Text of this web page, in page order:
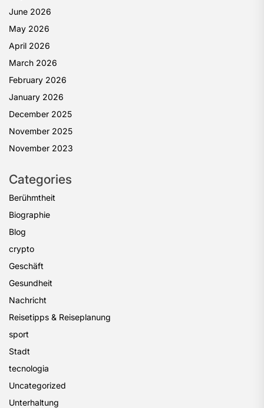
June 2026
May 2026
April 2026
March 2026
February 2026
January 2026
December 2025
November 2025
November 2023
Categories
Berühmtheit
Biographie
Blog
crypto
Geschäft
Gesundheit
Nachricht
Reisetipps & Reiseplanung
sport
Stadt
tecnologia
Uncategorized
Unterhaltung